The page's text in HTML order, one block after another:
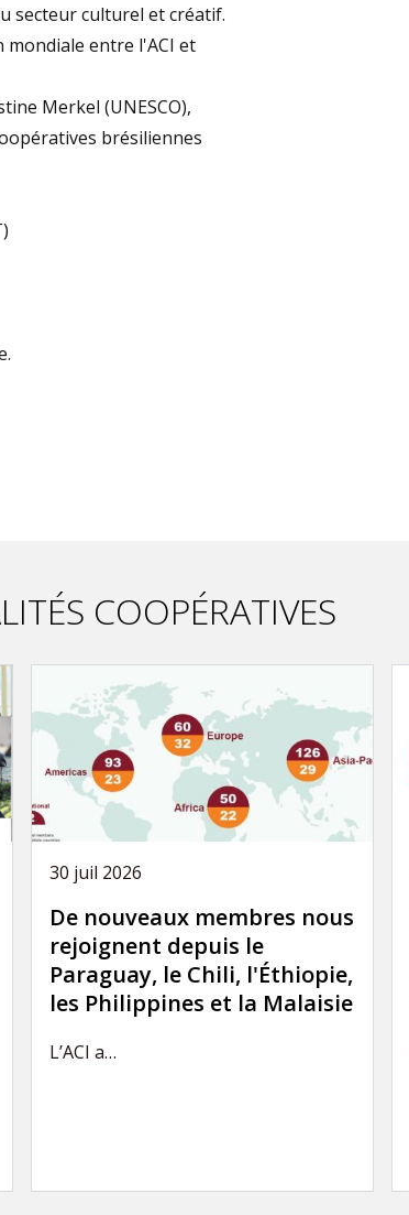
secteur culturel et créatif.
entre l'ACI et
Merkel (UNESCO),
brésiliennes
COOPÉRATIVES
30 juil 2026
De nouveaux membres nous
rejoignent depuis le
Paraguay, le Chili, l'Éthiopie,
les Philippines et la Malaisie
L’ACI a…